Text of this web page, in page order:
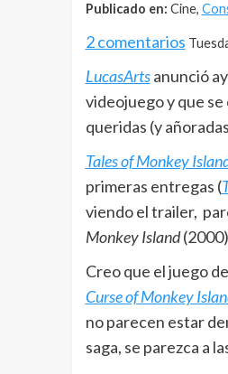
Publicado en: Cine,
2 comentarios
LucasArtsanunció
videojuego y que se
queridas (y
Tales of Monkey
primeras entregas (
viendo el trailer,
Monkey Island
Creo que el juego
Curse of Monkey
no parecen estar
saga, se parezca a